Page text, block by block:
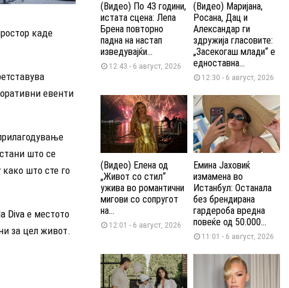
каде
евенти
што се
што сте го
Diva е местото
за цел живот.
(Видео) По 43 години,
истата сцена: Лепа
Брена повторно
падна на настап
изведувајќи...
12:43 - 6 август, 2026
(Видео) Маријана,
Росана, Дац и
Александар ги
здружија гласовите:
„Засекогаш млади“ е
едноставна...
12:30 - 6 август, 2026
(Видео) Елена од
„Живот со стил“
ужива во романтични
мигови со сопругот
на...
12:01 - 6 август, 2026
Емина Јаховиќ
измамена во
Истанбул: Останала
без брендирана
гардероба вредна
повеќе од 50.000...
11:01 - 6 август, 2026